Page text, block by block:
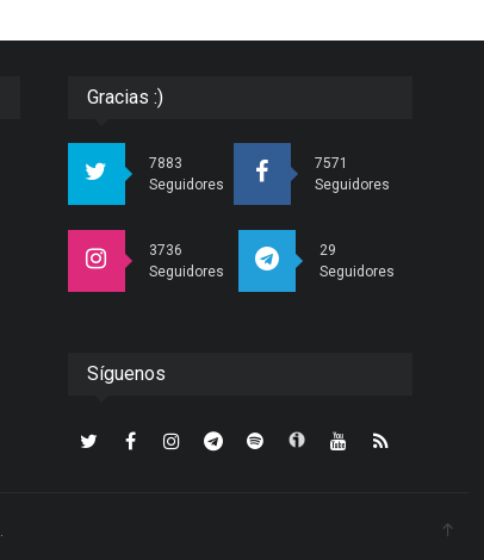
Gracias :)
7883
Seguidores
7571
Seguidores
3736
Seguidores
29
Seguidores
Síguenos
.